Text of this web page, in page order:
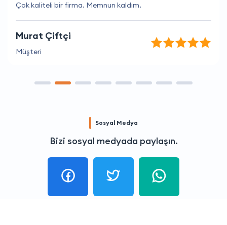
Çok kaliteli bir firma. Memnun kaldım.
Murat Çiftçi
Müşteri
Sosyal Medya
Bizi sosyal medyada paylaşın.